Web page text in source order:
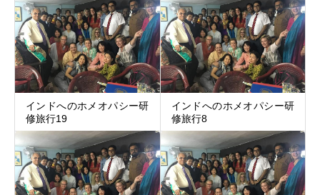
インドへのホメオパシー研
修旅行19
インドへのホメオパシー研
修旅行8